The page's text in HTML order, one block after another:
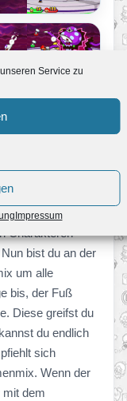
Service zu
Impressum
gefallen und
schwer.
wehre den
Charakteren
bist du an der
um alle
bis, der Fuß
Diese greifst du
du endlich
sich
Wenn der
mit dem